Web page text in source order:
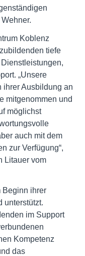
Koblenz
tiefe
„Unsere
Ausbildung an
mitgenommen und
möglichst
auch mit dem
zur Verfügung“,
Litauer vom
Beginn ihrer
unterstützt.
im Support
Kompetenz
das